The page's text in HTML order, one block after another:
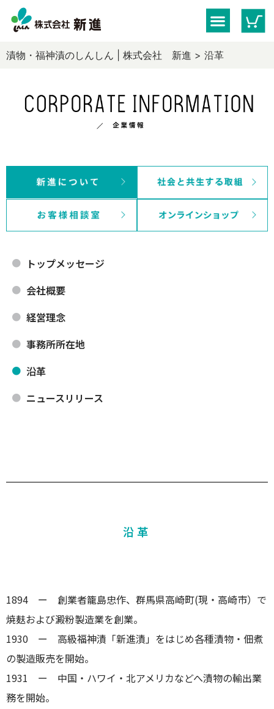
漬物・福神漬のしんしん | 株式会社 新進 > 沿革
トップメッセージ
会社概要
経営理念
事務所所在地
沿革
ニュースリリース
沿革
1894 ー 創業者籠島忠作、群馬県高崎町(現・高崎市）で
焼麸および澱粉製造業を創業。
1930 ー 高級福神漬「新進漬」をはじめ各種漬物・佃煮
の製造販売を開始。
1931 ー 中国・ハワイ・北アメリカなどへ漬物の輸出業
務を開始。